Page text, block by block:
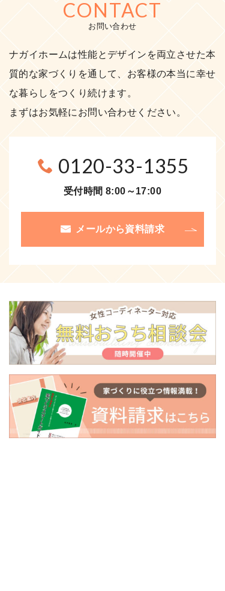
CONTACT
お問い合わせ
ナガイホームは性能とデザインを両立させた本
質的な家づくりを通して、お客様の本当に幸せ
な暮らしをつくり続けます。
まずはお気軽にお問い合わせください。
0120-33-1355
受付時間 8:00～17:00
メールから資料請求